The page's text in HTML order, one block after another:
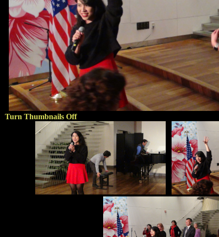
Turn Thumbnails Off